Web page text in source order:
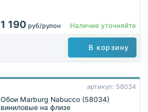
1 190 руб/рулон Наличие уточняйте
В корзину
артикул: 58034
Обои Marburg Nabucco (58034)
виниловые на флизе